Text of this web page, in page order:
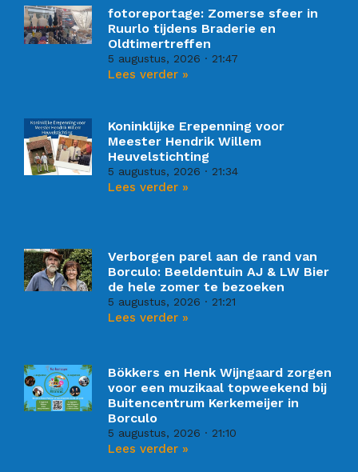
fotoreportage: Zomerse sfeer in
Ruurlo tijdens Braderie en
Oldtimertreffen
5 augustus, 2026 21:47
Lees verder »
Koninklijke Erepenning voor
Meester Hendrik Willem
Heuvelstichting
5 augustus, 2026 21:34
Lees verder »
Verborgen parel aan de rand van
Borculo: Beeldentuin AJ & LW Bier
de hele zomer te bezoeken
5 augustus, 2026 21:21
Lees verder »
Bökkers en Henk Wijngaard zorgen
voor een muzikaal topweekend bij
Buitencentrum Kerkemeijer in
Borculo
5 augustus, 2026 21:10
Lees verder »